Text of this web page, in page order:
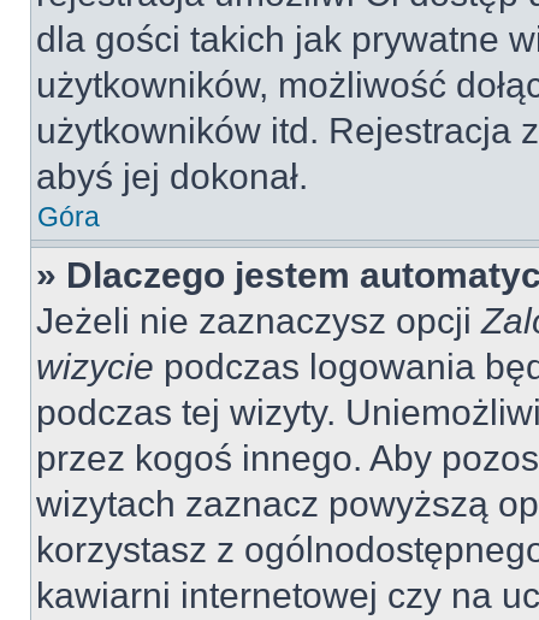
dla gości takich jak prywatne
użytkowników, możliwość
użytkowników itd. Rejestracja
abyś jej dokonał.
Góra
» Dlaczego jestem
Jeżeli nie zaznaczysz opcji
wizycie podczas logowania
podczas tej wizyty.
przez kogoś innego. Aby
wizytach zaznacz powyższą
korzystasz z
kawiarni internetowej czy na